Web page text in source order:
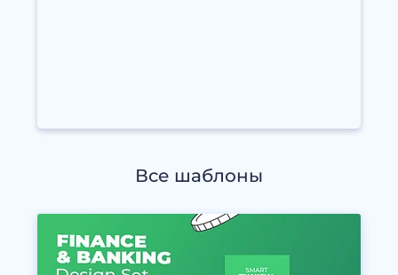
Все шаблоны